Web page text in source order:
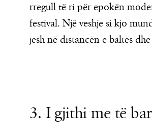
rregull të ri për epokën
festival. Një veshje si kjo
jesh në distancën e baltës
3. I gjithi me të